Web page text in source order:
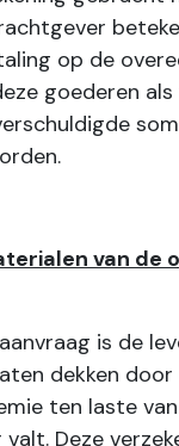
op de
goederen
van de
is de
dekken
ten laste
Deze